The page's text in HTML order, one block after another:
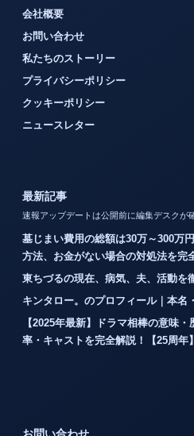
会社概要
お問い合わせ
私たちのストーリー
プライバシーポリシー
クッキーポリシー
ニュースレター
最新記事
速報アップデートは公開前に編集デスクが
墓じまい費用の総額は30万～300万
方法、お金がない場合の対処法を完
東ちづるの現在、病気、夫、活動を
キンタロー。のプロフィール｜本名
【2025年最新】ドラマ相棒の意味
率・キャストを完全解説！【25周年】